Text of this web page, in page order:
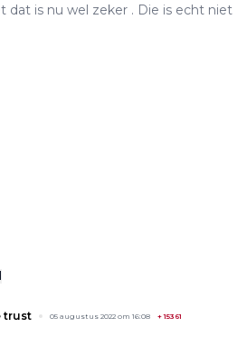
dat is nu wel zeker . Die is echt niet
trust 05 augustus 2022 om 16:08 +15361